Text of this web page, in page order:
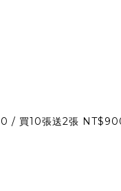
/ 買10張送2張